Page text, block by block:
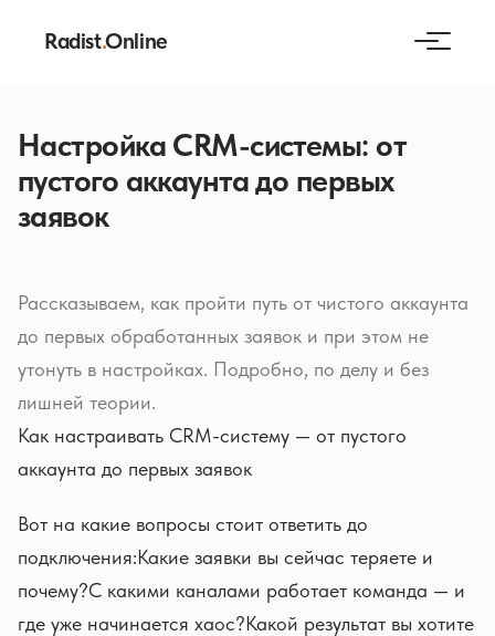
Radist.Online
Настройка CRM-системы: от
пустого аккаунта до первых
заявок
Рассказываем, как пройти путь от чистого аккаунта
до первых обработанных заявок и при этом не
утонуть в настройках. Подробно, по делу и без
лишней теории.
Как настраивать CRM-систему — от пустого
аккаунта до первых заявок
Вот на какие вопросы стоит ответить до
подключения:Какие заявки вы сейчас теряете и
почему?С какими каналами работает команда — и
где уже начинается хаос?Какой результат вы хотите